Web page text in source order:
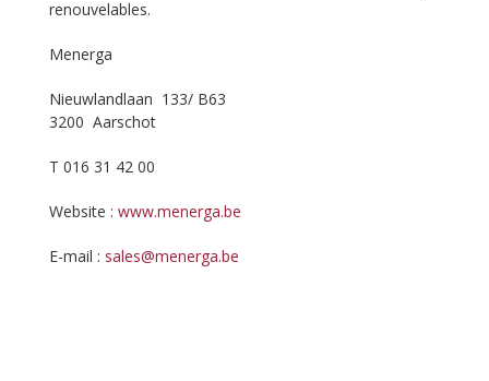
renouvelables.
Menerga
Nieuwlandlaan 133/ B63
3200 Aarschot
T 016 31 42 00
Website : www.menerga.be
E-mail : sales@menerga.be